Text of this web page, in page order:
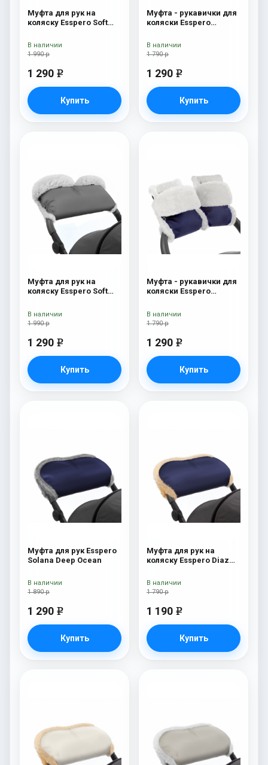
Муфта для рук на
коляску Esspero Soft
шерсть) Chocolat
1 990 р
1 290 e
Купить
В наличии
Муфта - рукавички для
коляски Esspero
1 790 р
1 290 e
Купить
В наличии
Муфта для рук на
коляску Esspero Soft
шерсть) Grey
1 990 р
1 290 e
Купить
В наличии
Муфта - рукавички для
коляски Esspero
1 790 р
1 290 e
Купить
В наличии
Муфта для рук Esspero
Solana Deep Ocean
1 890 р
1 290 e
Купить
В наличии
Муфта для рук на
коляску Esspero Diaz
Navy
1 790 р
1 190 e
Купить
В наличии